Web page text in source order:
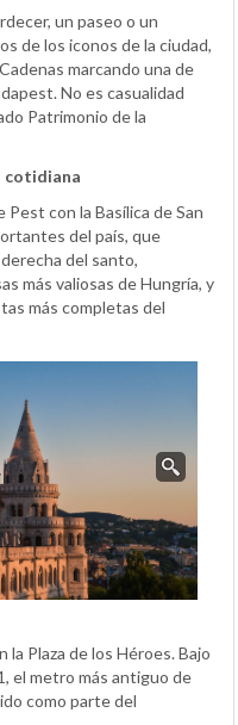
un paseo o un
de los iconos de la ciudad,
marcando una de
No es casualidad
Patrimonio de la
cotidiana
Pest con la Basílica de San
del país, que
del santo,
más valiosas de Hungría, y
más completas del
Plaza de los Héroes. Bajo
el metro más antiguo de
como parte del